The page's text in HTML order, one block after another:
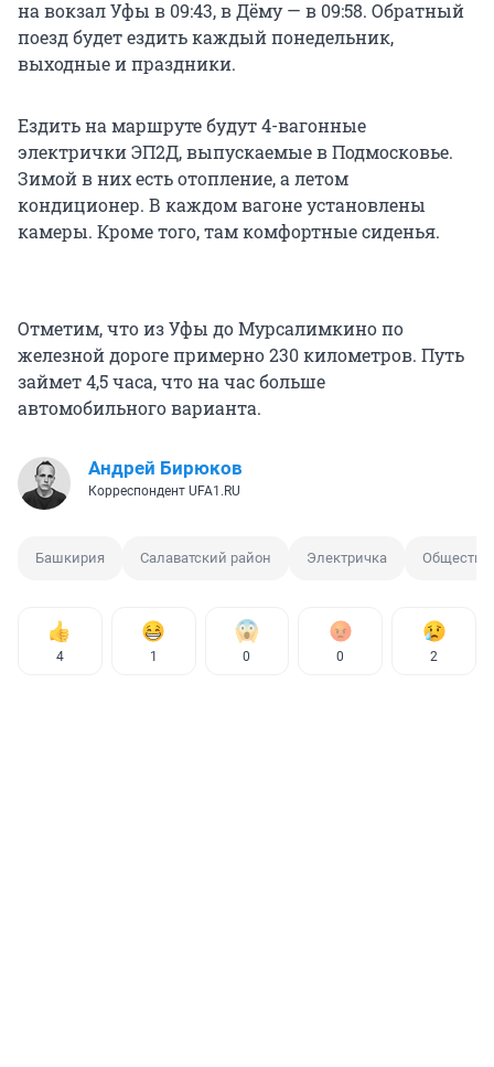
на вокзал Уфы в 09:43, в Дёму — в 09:58. Обратный
поезд будет ездить каждый понедельник,
выходные и праздники.
Ездить на маршруте будут 4-вагонные
электрички ЭП2Д, выпускаемые в Подмосковье.
Зимой в них есть отопление, а летом
кондиционер. В каждом вагоне установлены
камеры. Кроме того, там комфортные сиденья.
Отметим, что из Уфы до Мурсалимкино по
железной дороге примерно 230 километров. Путь
займет 4,5 часа, что на час больше
автомобильного варианта.
Андрей Бирюков
Корреспондент UFA1.RU
Башкирия Салаватский район Электричка
4 1 0 0 2